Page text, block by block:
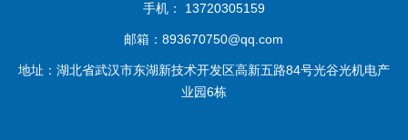
手机： 13720305159
邮箱：893670750@qq.com
地址：湖北省武汉市东湖新技术开发区高新五路84号光谷光机电产
业园6栋